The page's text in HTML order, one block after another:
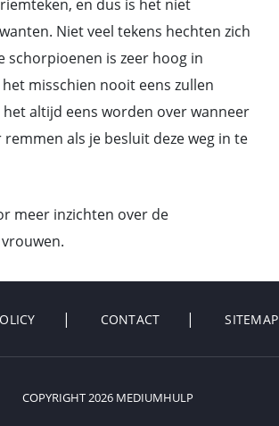
en dus is het niet
Niet veel tekens hechten zich
schorpioenen is zeer hoog in
misschien nooit eens zullen
altijd eens worden over wanneer
als je besluit deze weg in te
meer inzichten over de
CONTACT SITEMAP
COPYRIGHT 2026 MEDIUMHULP